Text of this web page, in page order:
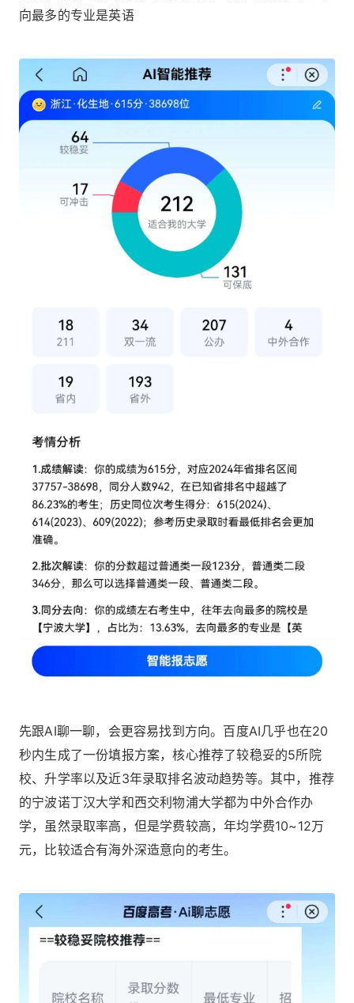
向最多的专业是英语
先跟AI聊一聊，会更容易找到方向。百度AI几乎也在20
秒内生成了一份填报方案，核心推荐了较稳妥的5所院
校、升学率以及近3年录取排名波动趋势等。其中，推荐
的宁波诺丁汉大学和西交利物浦大学都为中外合作办
学，虽然录取率高，但是学费较高，年均学费10~12万
元，比较适合有海外深造意向的考生。